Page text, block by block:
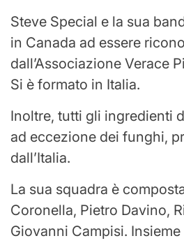
Steve Special e la sua
in Canada ad essere
dall’Associazione Verace
Si è formato in Italia.
Inoltre, tutti gli ingredienti
ad eccezione dei funghi,
dall’Italia.
La sua squadra è
Coronella, Pietro Davino,
Giovanni Campisi.